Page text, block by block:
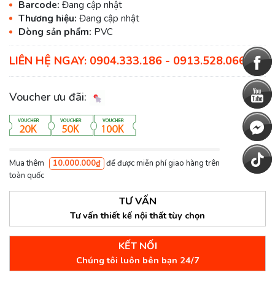
Barcode: Đang cập nhật
Thương hiệu: Đang cập nhật
Dòng sản phẩm: PVC
LIÊN HỆ NGAY: 0904.333.186 - 0913.528.066
Voucher ưu đãi:
Mua thêm 10.000.000₫ để được miễn phí giao hàng trên
toàn quốc
TƯ VẤN
Tư vấn thiết kế nội thất tùy chọn
KẾT NỐI
Chúng tôi luôn bên bạn 24/7